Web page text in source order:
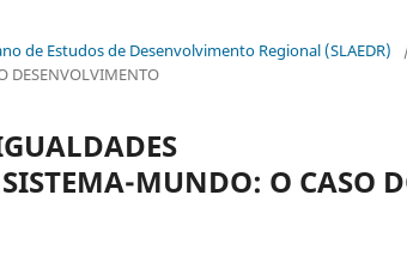
de Estudos de Desenvolvimento Regional (SLAEDR)
DESENVOLVIMENTO
MUNDO: O CASO